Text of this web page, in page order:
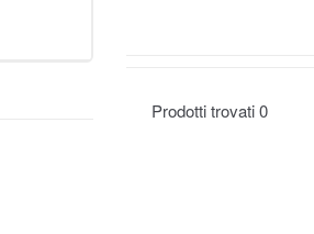
Prodotti trovati0